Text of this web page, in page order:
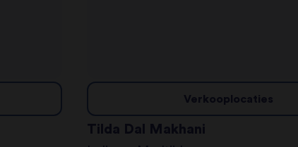
Verkooplocaties
Tilda Dal Makhani